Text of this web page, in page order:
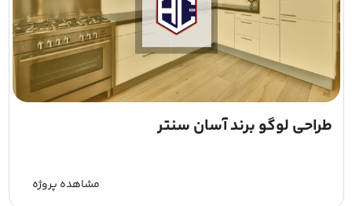
طراحی لوگو برند آسان سنتر
مشاهده پروژه